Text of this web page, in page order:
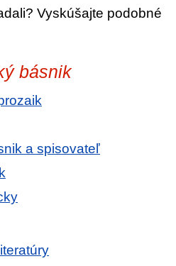
Vyskúšajte podobné
básnik
a spisovateľ